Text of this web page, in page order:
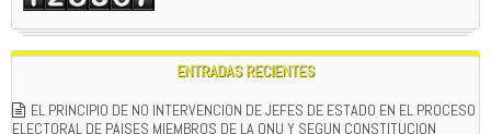
ENTRADAS RECIENTES
EL PRINCIPIO DE NO INTERVENCION DE JEFES DE ESTADO EN EL PROCESO
ELECTORAL DE PAISES MIEMBROS DE LA ONU Y SEGUN CONSTITUCION